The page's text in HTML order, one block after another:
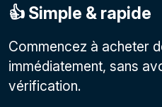
👍 Simple & rapide
Commencez à acheter
immédiatement, sans
vérification.